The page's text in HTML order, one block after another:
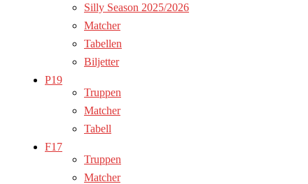
Silly Season 2025/2026
Matcher
Tabellen
Biljetter
P19
Truppen
Matcher
Tabell
F17
Truppen
Matcher